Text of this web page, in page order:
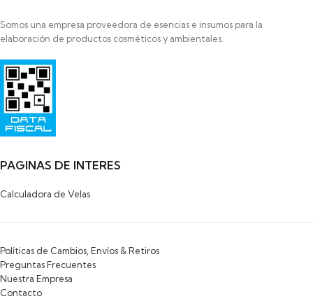
Somos una empresa proveedora de esencias e insumos para la
elaboración de productos cosméticos y ambientales.
PAGINAS DE INTERES
Calculadora de Velas
Políticas de Cambios, Envíos & Retiros
Preguntas Frecuentes
Nuestra Empresa
Contacto